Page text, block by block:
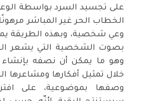
على تجسيد السرد بواسطة
الخطاب الحر غير المباشر
وعي شخصية، وبهذه الطريقة
بصوت الشخصية التي يشعر
وهو ما يمكن أن نصفه
خلال تمثيل أفكارها ومشاعرها
وصفها بموضوعية، على